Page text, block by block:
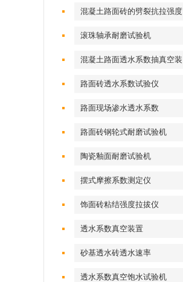
置
混凝土路面砖的劈裂抗拉强度
试验装置（夹具）
滚珠轴承耐磨试验机
混凝土路面透水系数抽真空装
路面砖透水系数试验仪
路面现场渗水透水系数
路面砖钢轮式耐磨试验机
陶瓷釉面耐磨试验机
摆式摩擦系数测定仪
饰面砖粘结强度拉拔仪
透水系数真空装置
砂基透水砖透水速率
透水系数真空饱水试验机